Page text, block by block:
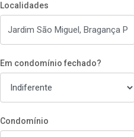
Localidades
Em condomínio fechado?
Condomínio